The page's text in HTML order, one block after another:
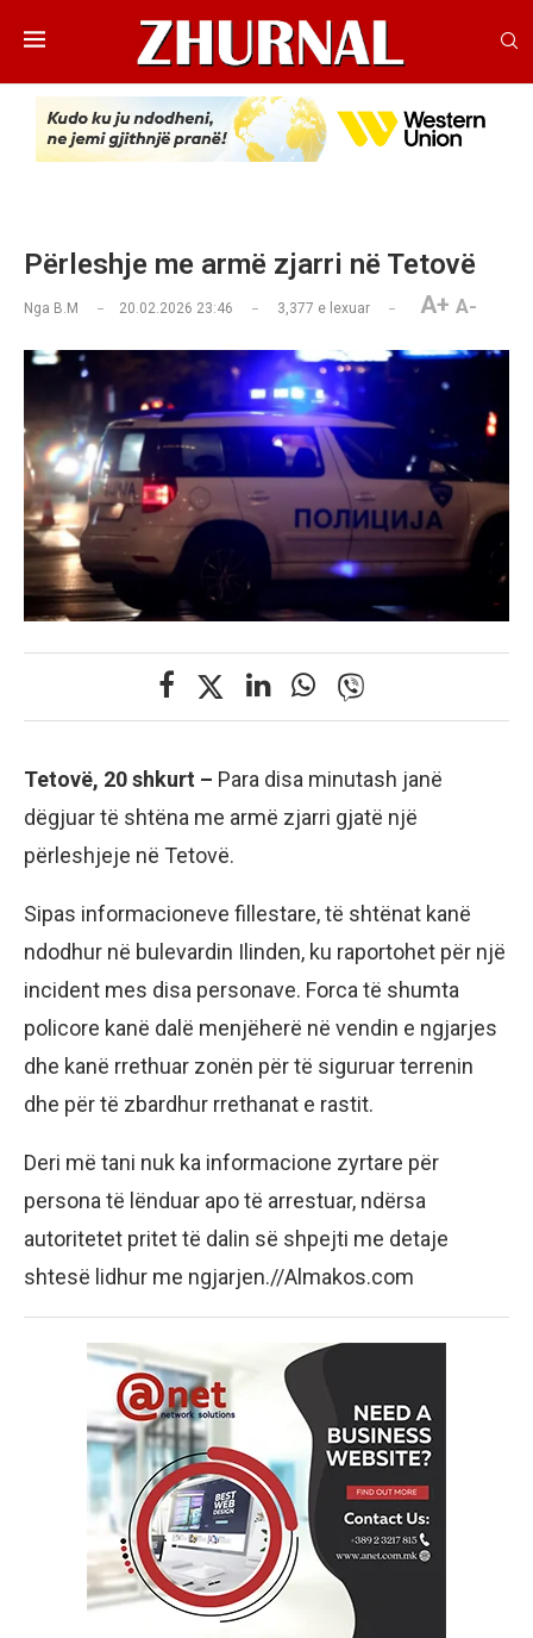
Përleshje me armë zjarri në Tetovë
Nga B.M 20.02.2026 23:46 3,377 e lexuar A+ A-
Tetovë, 20 shkurt – Para disa minutash janë
dëgjuar të shtëna me armë zjarri gjatë një
përleshjeje në Tetovë.
Sipas informacioneve fillestare, të shtënat kanë
ndodhur në bulevardin Ilinden, ku raportohet për një
incident mes disa personave. Forca të shumta
policore kanë dalë menjëherë në vendin e ngjarjes
dhe kanë rrethuar zonën për të siguruar terrenin
dhe për të zbardhur rrethanat e rastit.
Deri më tani nuk ka informacione zyrtare për
persona të lënduar apo të arrestuar, ndërsa
autoritetet pritet të dalin së shpejti me detaje
shtesë lidhur me ngjarjen.//Almakos.com